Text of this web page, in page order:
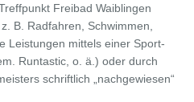
Freibad Waiblingen
B. Radfahren, Schwimmen,
Leistungen mittels einer Sport-
Runtastic, o. ä.) oder durch
schriftlich „nachgewiesen“